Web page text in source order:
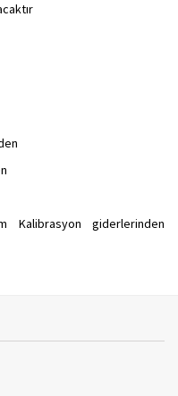
Kalibrasyon giderlerinden